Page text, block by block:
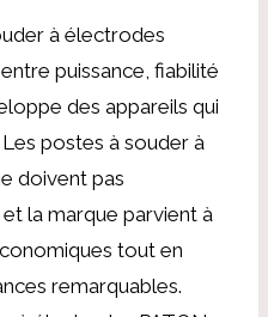
à électrodes
puissance, fiabilité
des appareils qui
postes à souder à
doivent pas
la marque parvient à
tout en
remarquables.